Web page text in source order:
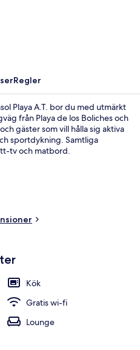
Regler
Playa A.T. bor du med utmärkt
från Playa de los Boliches och
gäster som vill hålla sig aktiva
sportdykning. Samtliga
tv och matbord.
Kök
Gratis wi-fi
Lounge